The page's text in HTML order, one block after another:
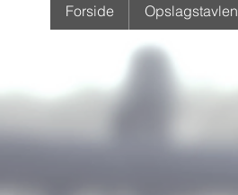
Forside Opslagstavlen